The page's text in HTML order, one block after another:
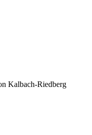
Kalbach-Riedberg